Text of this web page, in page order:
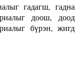
гадагш, гадна
доош, доод
бүрэн, жигд